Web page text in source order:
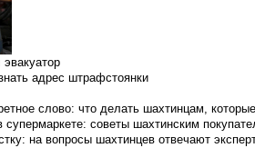
адрес штрафстоянки
слово: что делать шахтинцам,
советы шахтинским
на вопросы шахтинцев отвечают